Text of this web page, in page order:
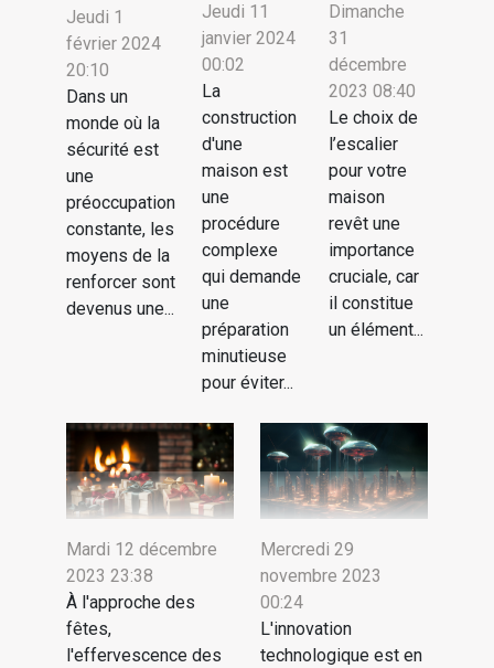
Jeudi 1
février 2024
20:10
Dans un
monde où la
sécurité est
une
préoccupation
constante, les
moyens de la
renforcer sont
devenus une...
Jeudi 11
janvier 2024
00:02
La
construction
d'une
maison est
une
procédure
complexe
qui demande
une
préparation
minutieuse
pour éviter...
Dimanche
31
décembre
2023 08:40
Le choix de
l’escalier
pour votre
maison
revêt une
importance
cruciale, car
il constitue
un élément...
Mardi 12 décembre
2023 23:38
À l'approche des
fêtes,
l'effervescence des
Mercredi 29
novembre 2023
00:24
L'innovation
technologique est en